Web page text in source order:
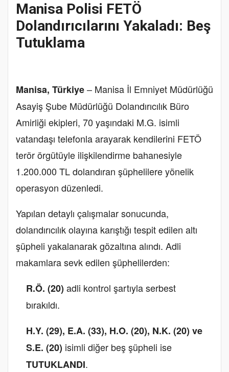
Manisa Polisi FETÖ
Dolandırıcılarını Yakaladı: Beş
Tutuklama
Manisa, Türkiye– Manisa İl Emniyet Müdürlüğü
Asayiş Şube Müdürlüğü Dolandırıcılık Büro
Amirliği ekipleri, 70 yaşındaki M.G. isimli
vatandaşı telefonla arayarak kendilerini FETÖ
terör örgütüyle ilişkilendirme bahanesiyle
1.200.000 TL dolandıran şüphelilere yönelik
operasyon düzenledi.
Yapılan detaylı çalışmalar sonucunda,
dolandırıcılık olayına karıştığı tespit edilen altı
şüpheli yakalanarak gözaltına alındı. Adli
makamlara sevk edilen şüphelilerden:
R.Ö. (20) adli kontrol şartıyla serbest
bırakıldı.
H.Y. (29), E.A. (33), H.O. (20), N.K. (20) ve
S.E. (20) isimli diğer beş şüpheli ise
TUTUKLANDI.